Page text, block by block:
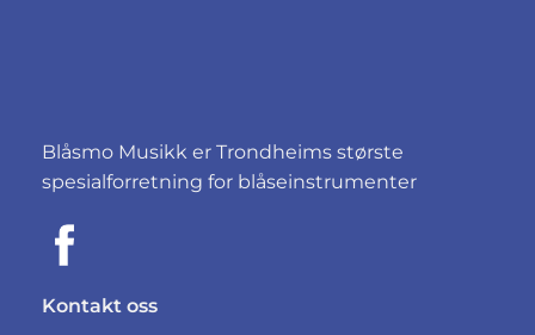
Blåsmo Musikk er Trondheims største
spesialforretning for blåseinstrumenter
Kontakt oss